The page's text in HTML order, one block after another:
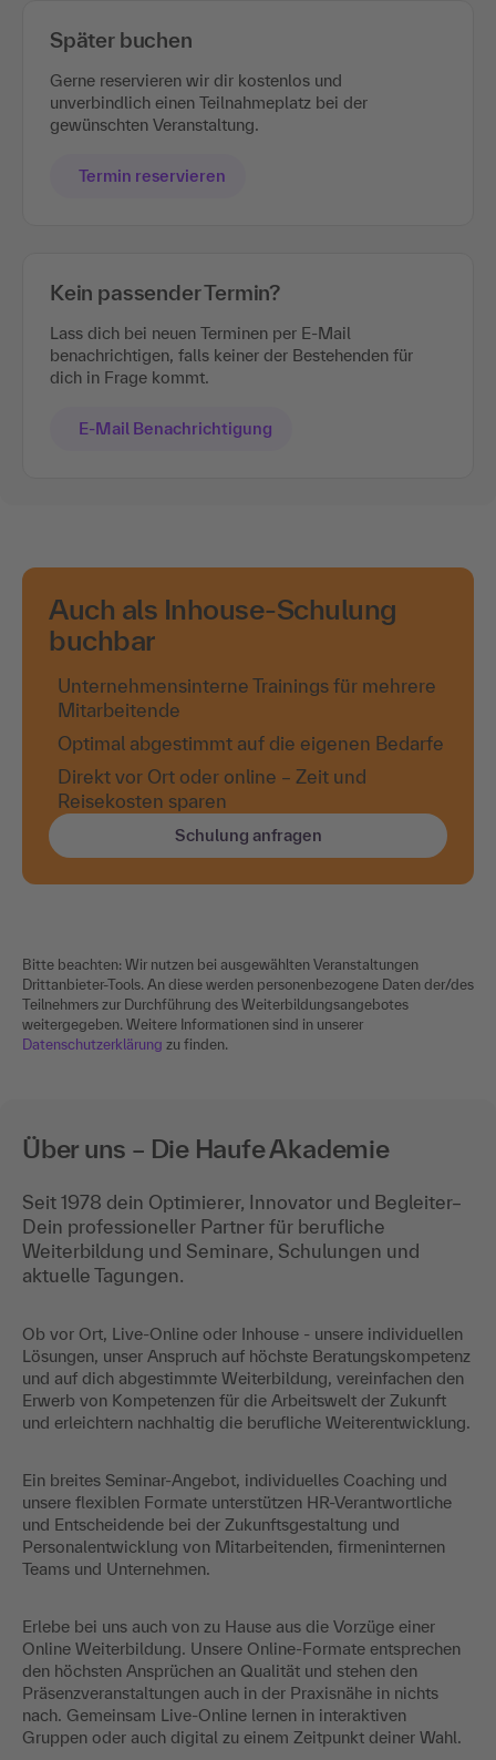
Später buchen
Gerne reservieren wir dir kostenlos und
unverbindlich einen Teilnahmeplatz bei der
gewünschten Veranstaltung.
Termin reservieren
Kein passender Termin?
Lass dich bei neuen Terminen per E-Mail
benachrichtigen, falls keiner der Bestehenden für
dich in Frage kommt.
E-Mail Benachrichtigung
Auch als Inhouse-Schulung
buchbar
Unternehmensinterne Trainings für mehrere
Mitarbeitende
Optimal abgestimmt auf die eigenen Bedarfe
Direkt vor Ort oder online – Zeit und
Reisekosten sparen
Schulung anfragen
Bitte beachten: Wir nutzen bei ausgewählten Veranstaltungen
Drittanbieter-Tools. An diese werden personenbezogene Daten der/des
Teilnehmers zur Durchführung des Weiterbildungsangebotes
weitergegeben. Weitere Informationen sind in unserer
Datenschutzerklärung zu finden.
Über uns – Die Haufe Akademie
Seit 1978 dein Optimierer, Innovator und Begleiter–
Dein professioneller Partner für berufliche
Weiterbildung und Seminare, Schulungen und
aktuelle Tagungen.
Ob vor Ort, Live-Online oder Inhouse - unsere individuellen
Lösungen, unser Anspruch auf höchste Beratungskompetenz
und auf dich abgestimmte Weiterbildung, vereinfachen den
Erwerb von Kompetenzen für die Arbeitswelt der Zukunft
und erleichtern nachhaltig die berufliche Weiterentwicklung.
Ein breites Seminar-Angebot, individuelles Coaching und
unsere flexiblen Formate unterstützen HR-Verantwortliche
und Entscheidende bei der Zukunftsgestaltung und
Personalentwicklung von Mitarbeitenden, firmeninternen
Teams und Unternehmen.
Erlebe bei uns auch von zu Hause aus die Vorzüge einer
Online Weiterbildung. Unsere Online-Formate entsprechen
den höchsten Ansprüchen an Qualität und stehen den
Präsenzveranstaltungen auch in der Praxisnähe in nichts
nach. Gemeinsam Live-Online lernen in interaktiven
Gruppen oder auch digital zu einem Zeitpunkt deiner Wahl.